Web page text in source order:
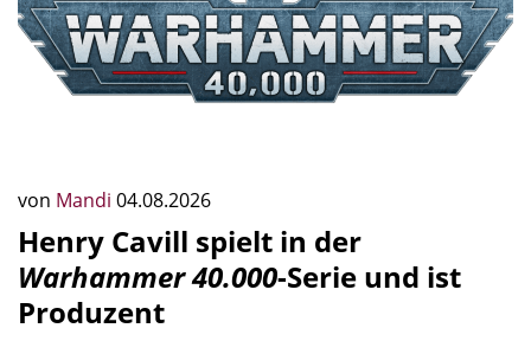
von Mandi 04.08.2026
Henry Cavill spielt in der
Warhammer 40.000-Serie und ist
Produzent